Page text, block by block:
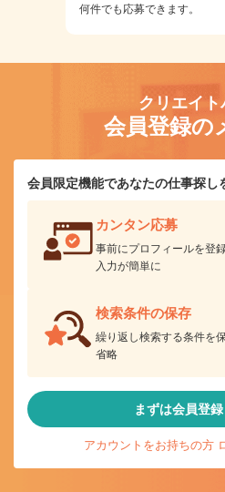
何件でも応募できます。
クリエイト
会員登録の
会員限定機能であなたの仕事探し
カンタン応募
事前にプロフィールを登
入力が簡単に
検索条件の保存
繰り返し検索する条件を
省略
まずは会員登録
アカウントをお持ちの方